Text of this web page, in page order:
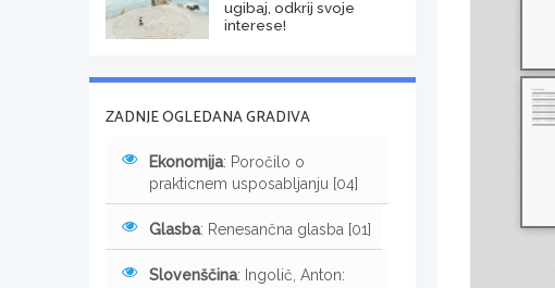
ugibaj, odkrij svoje
interese!
ZADNJE OGLEDANA GRADIVA
Ekonomija: Poročilo o
prakticnem usposabljanju [04]
Glasba: Renesančna glasba [01]
Slovenščina: Ingolič, Anton: